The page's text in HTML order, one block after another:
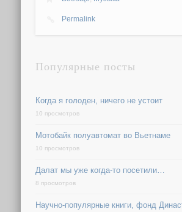
Permalink
Популярные посты
Когда я голоден, ничего не устоит
10 просмотров
Мотобайк полуавтомат во Вьетнаме
10 просмотров
Далат мы уже когда-то посетили…
8 просмотров
Научно-популярные книги, фонд